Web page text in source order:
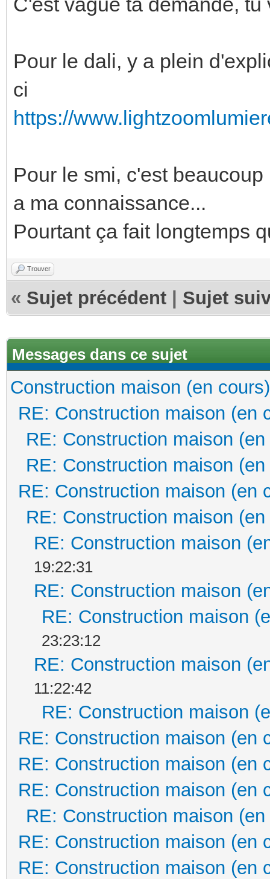
Pour le dali, y a plein
ci
https://
Pour le smi, c'est
a ma connaissance...
Pourtant ça fait longtemps
Trouver
« Sujet précédent Sujet
Messages dans ce sujet
Construction maison (en cours)
RE: Construction maison (en
RE: Construction maison
RE: Construction maison
RE: Construction maison (en
RE: Construction maison
RE: Construction maison
19:22:31
RE: Construction maison
RE: Construction maison
23:23:12
RE: Construction maison
11:22:42
RE: Construction maison
RE: Construction maison (en
RE: Construction maison (en
RE: Construction maison (en
RE: Construction maison
RE: Construction maison (en
RE: Construction maison (en